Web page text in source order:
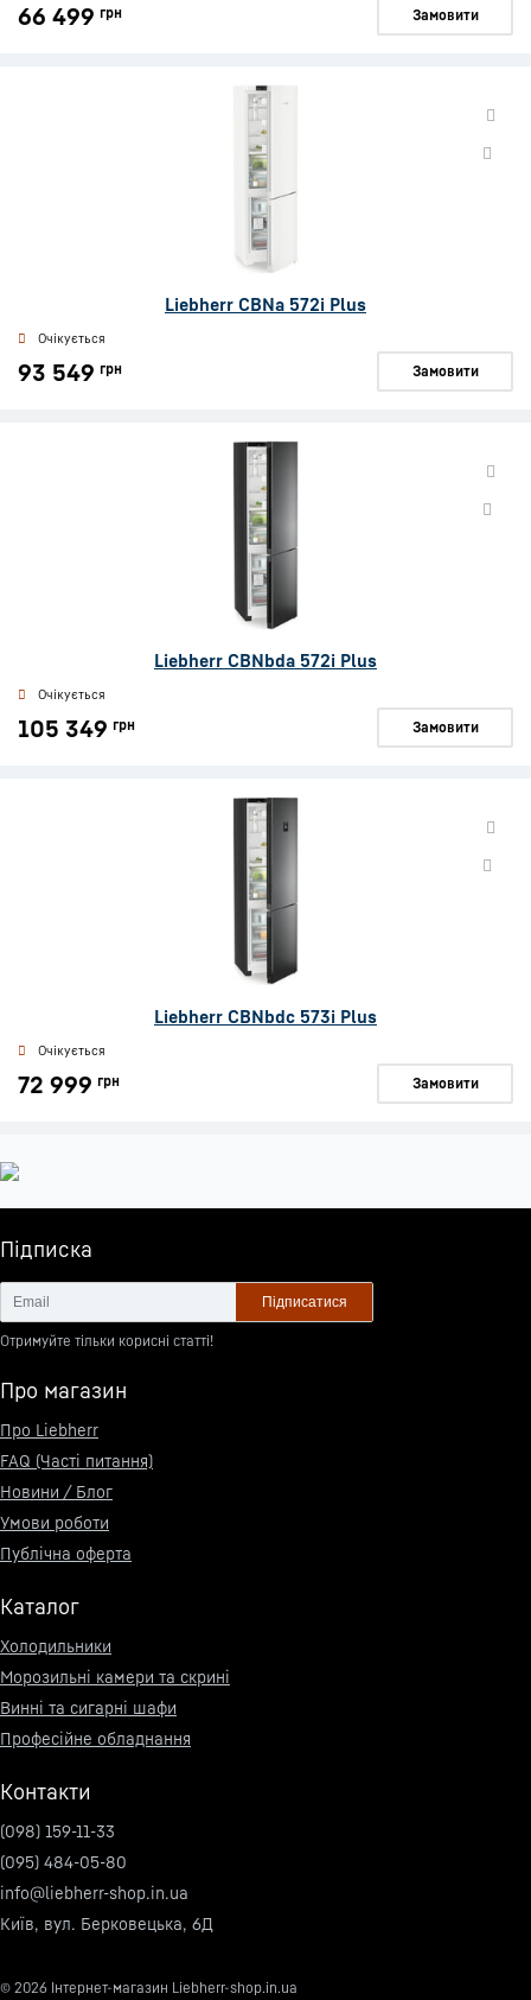
66 499 грн Замовити
Liebherr CBNa 572i Plus
Очікується
93 549 грн Замовити
Liebherr CBNbda 572i Plus
Очікується
105 349 грн Замовити
Liebherr CBNbdc 573i Plus
Очікується
72 999 грн Замовити
Підписка
Підписатися
Отримуйте тільки корисні статті!
Про магазин
Про Liebherr
FAQ (Часті питання)
Новини / Блог
Умови роботи
Публічна оферта
Каталог
Холодильники
Морозильні камери та скрині
Винні та сигарні шафи
Професійне обладнання
Контакти
(098) 159-11-33
(095) 484-05-80
info@liebherr-shop.in.ua
Київ, вул. Берковецька, 6Д
© 2026 Інтернет-магазин Liebherr-shop.in.ua